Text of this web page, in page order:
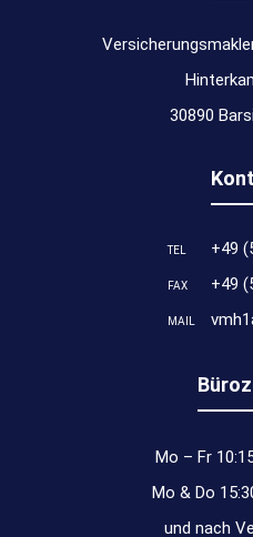
30890
TEL +49
FAX +49
MAIL
Mo – Fr
Mo & Do
und nach